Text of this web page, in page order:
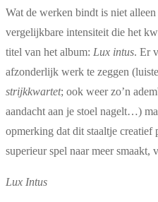
Wat de werken bindt is niet
vergelijkbare intensiteit die het
titel van het album: Lux intus. Er
afzonderlijk werk te zeggen
strijkkwartet; ook weer zo’n
aandacht aan je stoel nagelt…)
opmerking dat dit staaltje creatief
superieur spel naar meer smaakt,
Lux Intus